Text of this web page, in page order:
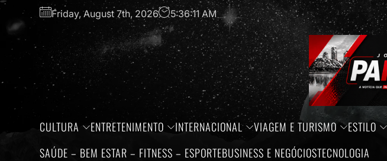
Skip
content
Friday, August 7th, 2026 5:36:13 AM
CULTURA ENTRETENIMENTO INTERNACIONAL VIAGEM E TURISMO ESTILO
SAÚDE – BEM ESTAR – FITNESS – ESPORTEBUSINESS E NEGÓCIOSTECNOLOGIA